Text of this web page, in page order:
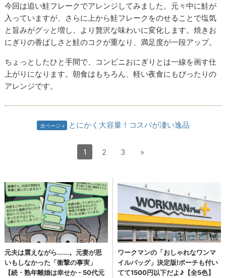
今回は追い鮭フレークでアレンジしてみました。元々中に鮭が
入っていますが、さらに上から鮭フレークをのせることで塩気
と旨みがグッと増し、より贅沢な味わいに変化します。焼きお
にぎりの香ばしさと鮭のコクが重なり、満足度が一段アップ。
ちょっとしたひと手間で、コンビニおにぎりとは一線を画す仕
上がりになります。朝食はもちろん、軽い夜食にもぴったりの
アレンジです。
次ページ とにかく大容量！コスパが凄い逸品
1 2 3 »